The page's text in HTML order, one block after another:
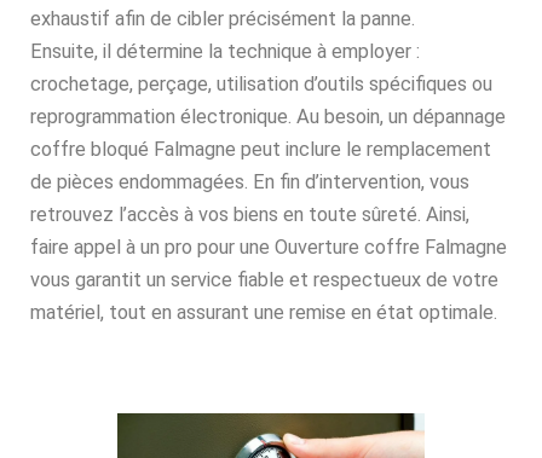
exhaustif afin de cibler précisément la panne.
Ensuite, il détermine la technique à employer :
crochetage, perçage, utilisation d’outils spécifiques ou
reprogrammation électronique. Au besoin, un dépannage
coffre bloqué Falmagne peut inclure le remplacement
de pièces endommagées. En fin d’intervention, vous
retrouvez l’accès à vos biens en toute sûreté. Ainsi,
faire appel à un pro pour une Ouverture coffre Falmagne
vous garantit un service fiable et respectueux de votre
matériel, tout en assurant une remise en état optimale.